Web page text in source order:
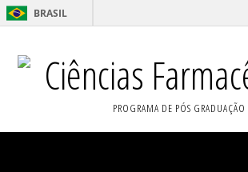
BRASIL
Acesso à
Ciências
PROGRAMA DE PÓS GRADUAÇÃO